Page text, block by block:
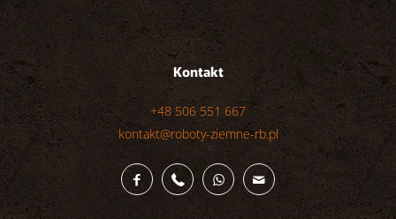
Kontakt
+48 506 551 667
kontakt@roboty-ziemne-rb.pl